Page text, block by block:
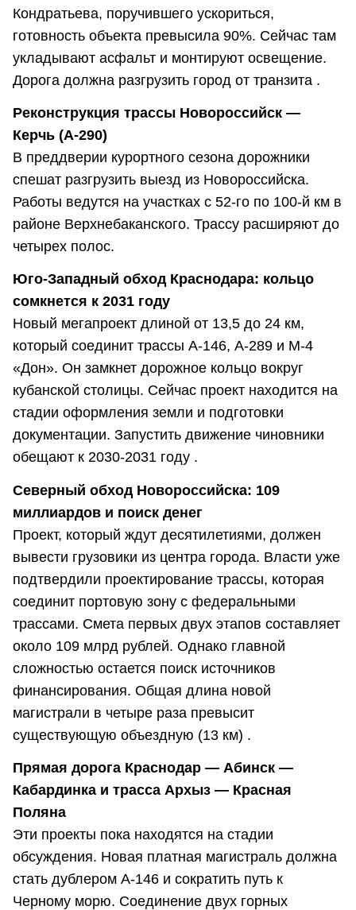
Кондратьева, поручившего ускориться,
готовность объекта превысила 90%. Сейчас там
укладывают асфальт и монтируют освещение.
Дорога должна разгрузить город от транзита .
Реконструкция трассы Новороссийск —
Керчь (А-290)
В преддверии курортного сезона дорожники
спешат разгрузить выезд из Новороссийска.
Работы ведутся на участках с 52-го по 100-й км в
районе Верхнебаканского. Трассу расширяют до
четырех полос.
Юго-Западный обход Краснодара: кольцо
сомкнется к 2031 году
Новый мегапроект длиной от 13,5 до 24 км,
который соединит трассы А-146, А-289 и М-4
«Дон». Он замкнет дорожное кольцо вокруг
кубанской столицы. Сейчас проект находится на
стадии оформления земли и подготовки
документации. Запустить движение чиновники
обещают к 2030-2031 году .
Северный обход Новороссийска: 109
миллиардов и поиск денег
Проект, который ждут десятилетиями, должен
вывести грузовики из центра города. Власти уже
подтвердили проектирование трассы, которая
соединит портовую зону с федеральными
трассами. Смета первых двух этапов составляет
около 109 млрд рублей. Однако главной
сложностью остается поиск источников
финансирования. Общая длина новой
магистрали в четыре раза превысит
существующую объездную (13 км) .
Прямая дорога Краснодар — Абинск —
Кабардинка и трасса Архыз — Красная
Поляна
Эти проекты пока находятся на стадии
обсуждения. Новая платная магистраль должна
стать дублером А-146 и сократить путь к
Черному морю. Соединение двух горных